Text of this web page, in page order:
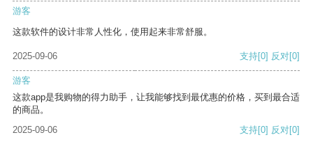
游客
这款软件的设计非常人性化，使用起来非常舒服。
2025-09-06 支持[0] 反对[0]
游客
这款app是我购物的得力助手，让我能够找到最优惠的价格，买到最合适
的商品。
2025-09-06
支持[0] 反对[0]